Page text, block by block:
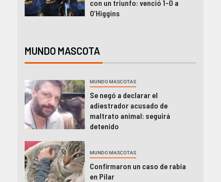
con un triunfo: venció 1-0 a
O’Higgins
MUNDO MASCOTA
MUNDO MASCOTAS
Se negó a declarar el
adiestrador acusado de
maltrato animal: seguirá
detenido
MUNDO MASCOTAS
Confirmaron un caso de rabia
en Pilar